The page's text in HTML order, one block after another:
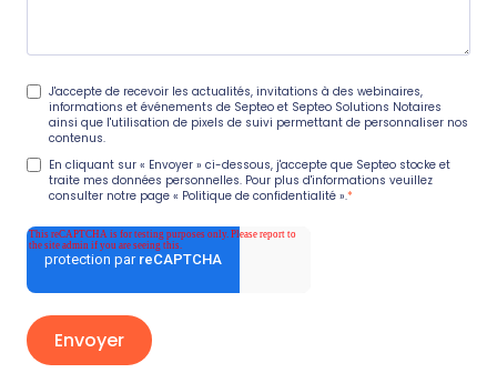
J'accepte de recevoir les actualités, invitations à des webinaires,
informations et événements de Septeo et Septeo Solutions Notaires
ainsi que l'utilisation de pixels de suivi permettant de personnaliser nos
contenus.
En cliquant sur « Envoyer » ci-dessous, j'accepte que Septeo stocke et
traite mes données personnelles. Pour plus d'informations veuillez
consulter notre page « Politique de confidentialité ».*